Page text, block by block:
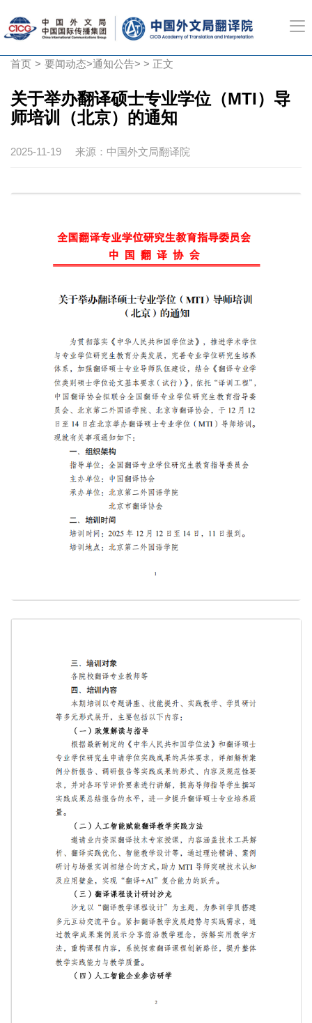
首页 > 要闻动态>通知公告> > 正文
关于举办翻译硕士专业学位（MTI）导
师培训（北京）的通知
2025-11-19 来源：中国外文局翻译院